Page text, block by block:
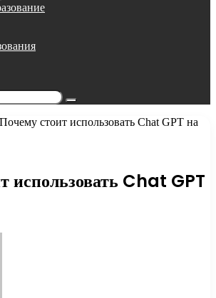
Поиск...
Почему стоит использовать Chat GPT на
использовать Chat GPT